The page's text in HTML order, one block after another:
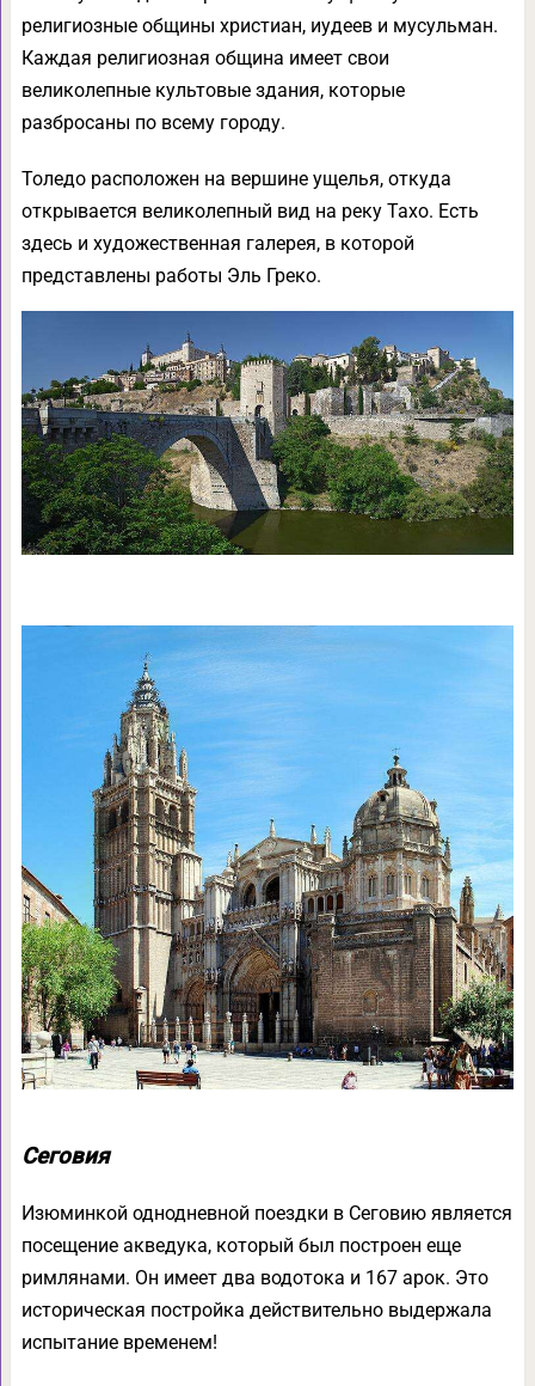
религиозные общины христиан, иудеев и мусульман.
Каждая религиозная община имеет свои
великолепные культовые здания, которые
разбросаны по всему городу.
Толедо расположен на вершине ущелья, откуда
открывается великолепный вид на реку Тахо. Есть
здесь и художественная галерея, в которой
представлены работы Эль Греко.
Сеговия
Изюминкой однодневной поездки в Сеговию является
посещение акведука, который был построен еще
римлянами. Он имеет два водотока и 167 арок. Это
историческая постройка действительно выдержала
испытание временем!